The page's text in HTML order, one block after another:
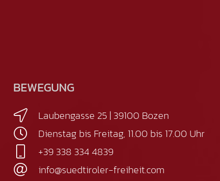
BEWEGUNG
Laubengasse 25 | 39100 Bozen
Dienstag bis Freitag, 11.00 bis 17.00 Uhr
+39 338 334 4839
info@suedtiroler-freiheit.com